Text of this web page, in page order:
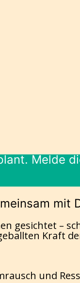
Melde
mit
gesichtet –
Kraft
und